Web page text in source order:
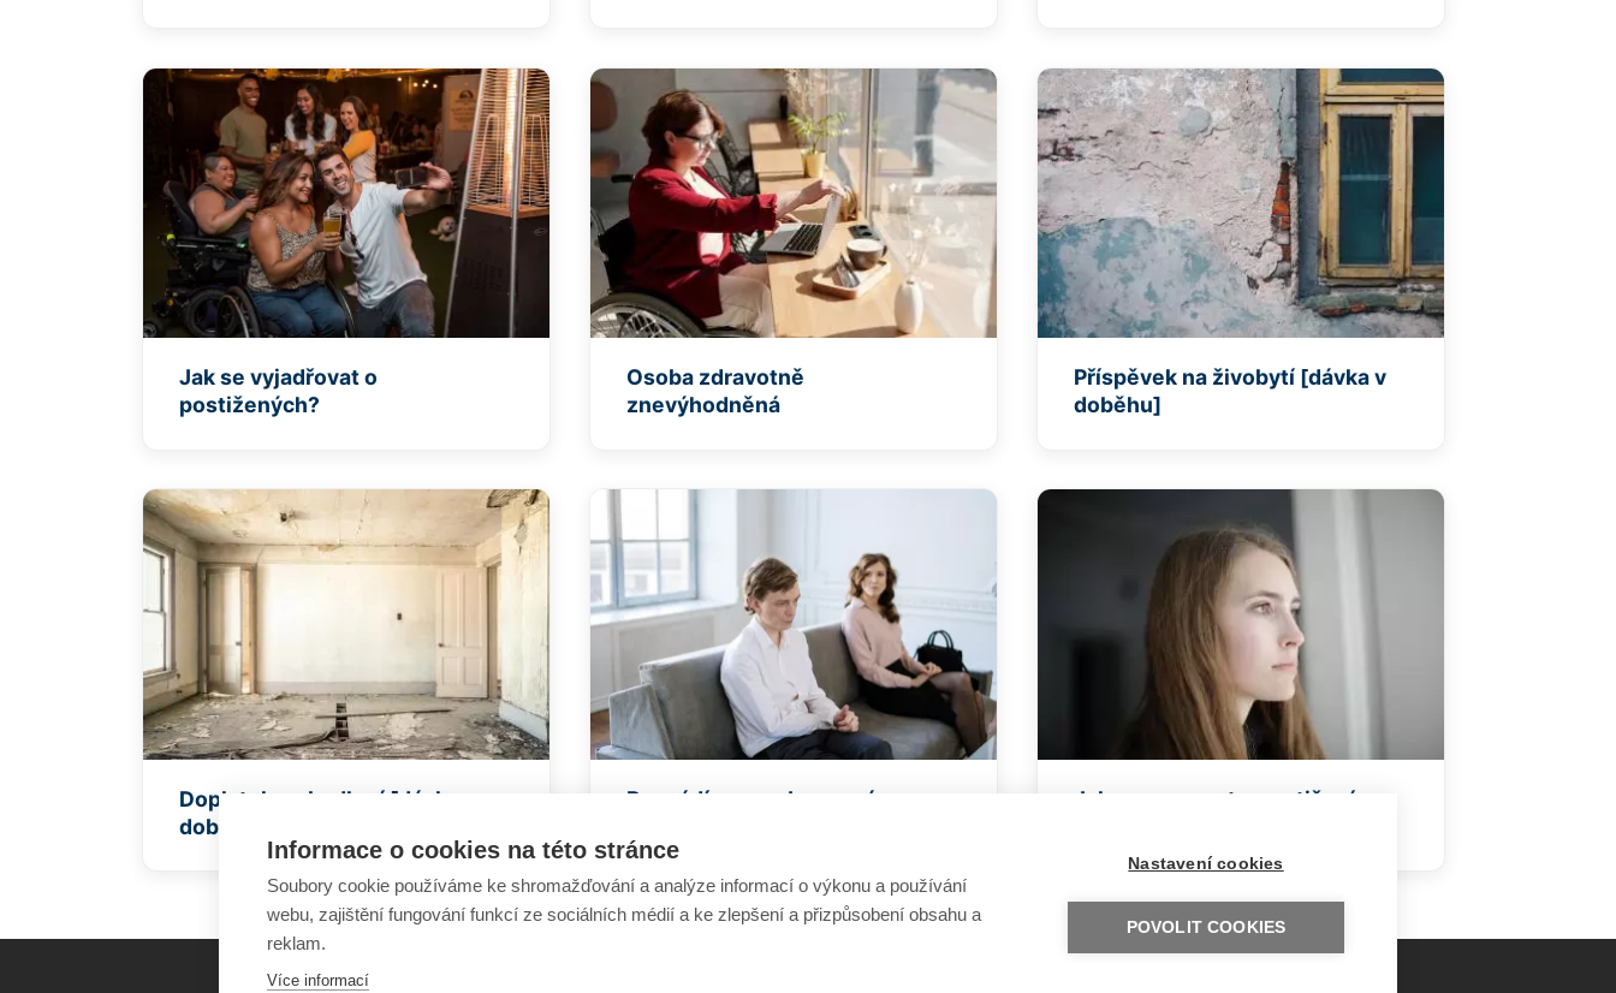
Jak se vyjadřovat o
postižených?
Osoba zdravotně
znevýhodněná
Příspěvek na živobytí [dávka v
doběhu]
Doplatek na bydlení [dávka v
doběhu]
Rozvádíme se. Je pro nás
Jak se vyrovnat s postižením
Informace o cookies na této stránce
Soubory cookie používáme ke shromažďování a analýze informací o výkonu a používání
webu, zajištění fungování funkcí ze sociálních médií a ke zlepšení a přizpůsobení obsahu a
reklam.
Více informací
Nastavení cookies
POVOLIT COOKIES